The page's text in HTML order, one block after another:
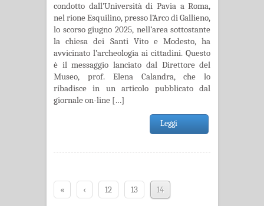
condotto dall’Università di Pavia a Roma,
nel rione Esquilino, presso l’Arco di Gallieno,
lo scorso giugno 2025, nell’area sottostante
la chiesa dei Santi Vito e Modesto, ha
avvicinato l’archeologia ai cittadini. Questo
è il messaggio lanciato dal Direttore del
Museo, prof. Elena Calandra, che lo
ribadisce in un articolo pubblicato dal
giornale on-line […]
Leggi
« ‹ 12 13 14